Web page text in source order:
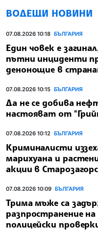
ВОДЕЩИ НОВИНИ
07.08.2026 10:18 БЪЛГАРИЯ
Един човек е
пътни инциденти
денонощие в
07.08.2026 10:15 БЪЛГАРИЯ
Да не се добива
настояват от
07.08.2026 10:12 БЪЛГАРИЯ
Криминалисти
марихуана и
акции в
07.08.2026 10:09 БЪЛГАРИЯ
Трима мъже са
разпространение
полицейски